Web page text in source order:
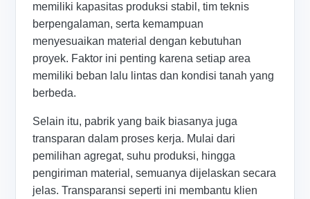
memiliki kapasitas produksi stabil, tim teknis
berpengalaman, serta kemampuan
menyesuaikan material dengan kebutuhan
proyek. Faktor ini penting karena setiap area
memiliki beban lalu lintas dan kondisi tanah yang
berbeda.
Selain itu, pabrik yang baik biasanya juga
transparan dalam proses kerja. Mulai dari
pemilihan agregat, suhu produksi, hingga
pengiriman material, semuanya dijelaskan secara
jelas. Transparansi seperti ini membantu klien